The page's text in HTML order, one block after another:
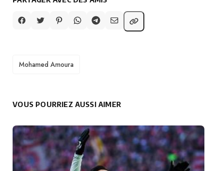
TAGS
Mohamed Amoura
VOUS POURRIEZ AUSSI AIMER